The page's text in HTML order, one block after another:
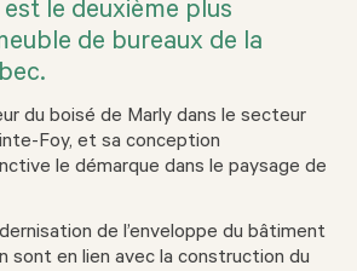
est le deuxième plus
de bureaux de la
du boisé de Marly dans le secteur
Foy, et sa conception
le démarque dans le paysage de
de l’enveloppe du bâtiment
sont en lien avec la construction du